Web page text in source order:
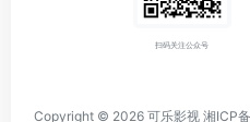
扫码关注公众号
Copyright © 2026 可乐影视 湘ICP